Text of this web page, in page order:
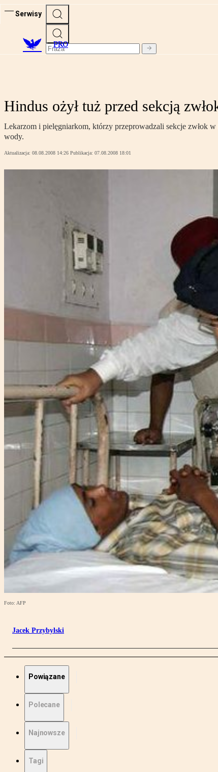
Serwisy
PRO
Hindus ożył tuż przed sekcją
Lekarzom i pielęgniarkom, którzy przeprowadzali sekcje zwłok
wody.
Aktualizacja: 08.08.2008 14:26 Publikacja: 07.08.2008 18:01
Foto: AFP
Jacek Przybylski
Powiązane
Polecane
Najnowsze
Tagi